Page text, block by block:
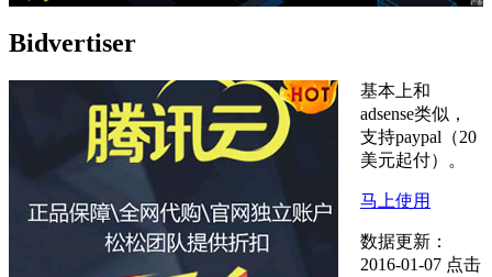
Bidvertiser
基本上和
adsense类似，
支持paypal（20
美元起付）。
马上使用
数据更新：
2016-01-07 点击